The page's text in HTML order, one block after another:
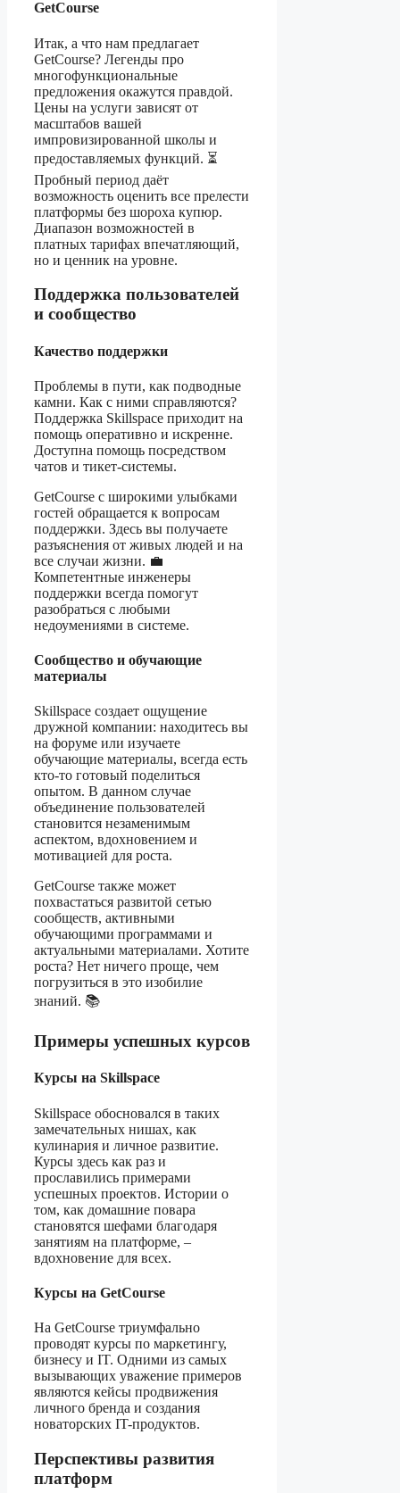
GetCourse
Итак, а что нам предлагает
GetCourse? Легенды про
многофункциональные
предложения окажутся правдой.
Цены на услуги зависят от
масштабов вашей
импровизированной школы и
предоставляемых функций. ⏳
Пробный период даёт
возможность оценить все прелести
платформы без шороха купюр.
Диапазон возможностей в
платных тарифах впечатляющий,
но и ценник на уровне.
Поддержка пользователей
и сообщество
Качество поддержки
Проблемы в пути, как подводные
камни. Как с ними справляются?
Поддержка Skillspace приходит на
помощь оперативно и искренне.
Доступна помощь посредством
чатов и тикет-системы.
GetCourse с широкими улыбками
гостей обращается к вопросам
поддержки. Здесь вы получаете
разъяснения от живых людей и на
все случаи жизни. 💼
Компетентные инженеры
поддержки всегда помогут
разобраться с любыми
недоумениями в системе.
Сообщество и обучающие
материалы
Skillspace создает ощущение
дружной компании: находитесь вы
на форуме или изучаете
обучающие материалы, всегда есть
кто-то готовый поделиться
опытом. В данном случае
объединение пользователей
становится незаменимым
аспектом, вдохновением и
мотивацией для роста.
GetCourse также может
похвастаться развитой сетью
сообществ, активными
обучающими программами и
актуальными материалами. Хотите
роста? Нет ничего проще, чем
погрузиться в это изобилие
знаний. 📚
Примеры успешных курсов
Курсы на Skillspace
Skillspace обосновался в таких
замечательных нишах, как
кулинария и личное развитие.
Курсы здесь как раз и
прославились примерами
успешных проектов. Истории о
том, как домашние повара
становятся шефами благодаря
занятиям на платформе, –
вдохновение для всех.
Курсы на GetCourse
На GetCourse триумфально
проводят курсы по маркетингу,
бизнесу и IT. Одними из самых
вызывающих уважение примеров
являются кейсы продвижения
личного бренда и создания
новаторских IT-продуктов.
Перспективы развития
платформ